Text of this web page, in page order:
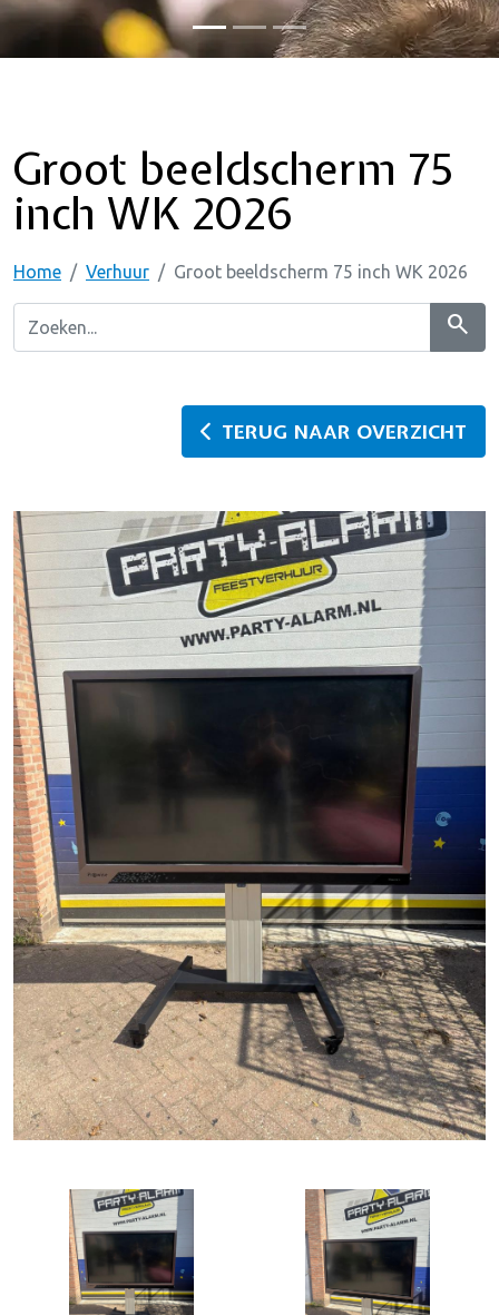
Groot beeldscherm 75
inch WK 2026
Home Verhuur Groot beeldscherm 75 inch WK 2026
search
TERUG NAAR OVERZICHT